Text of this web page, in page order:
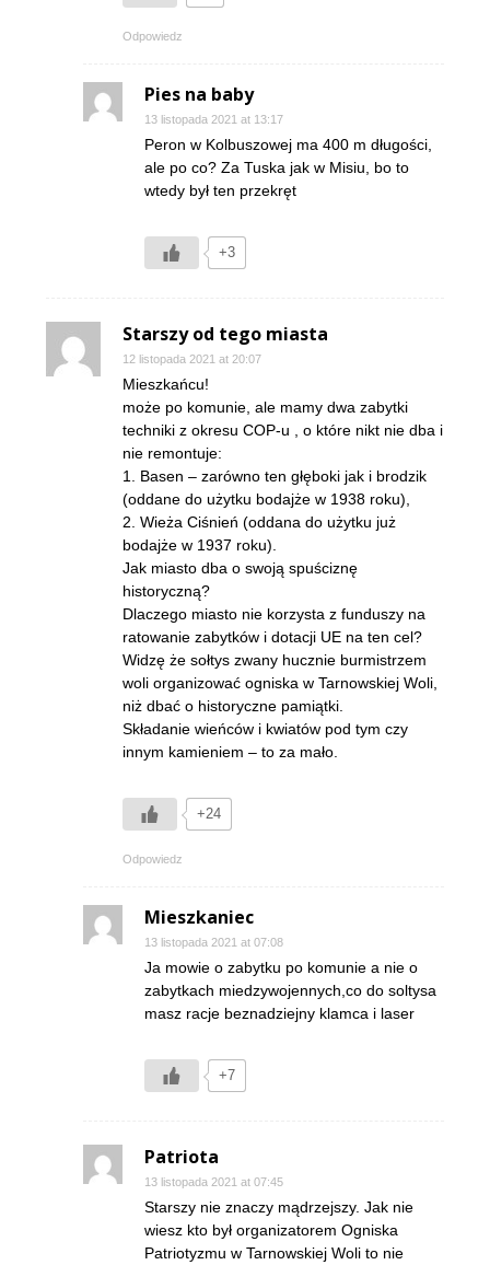
Odpowiedz
Pies na baby
13 listopada 2021 at 13:17
Peron w Kolbuszowej ma 400 m długości,
ale po co? Za Tuska jak w Misiu, bo to
wtedy był ten przekręt
+3
Starszy od tego miasta
12 listopada 2021 at 20:07
Mieszkańcu!
może po komunie, ale mamy dwa zabytki
techniki z okresu COP-u , o które nikt nie dba i
nie remontuje:
1. Basen – zarówno ten głęboki jak i brodzik
(oddane do użytku bodajże w 1938 roku),
2. Wieża Ciśnień (oddana do użytku już
bodajże w 1937 roku).
Jak miasto dba o swoją spuściznę
historyczną?
Dlaczego miasto nie korzysta z funduszy na
ratowanie zabytków i dotacji UE na ten cel?
Widzę że sołtys zwany hucznie burmistrzem
woli organizować ogniska w Tarnowskiej Woli,
niż dbać o historyczne pamiątki.
Składanie wieńców i kwiatów pod tym czy
innym kamieniem – to za mało.
+24
Odpowiedz
Mieszkaniec
13 listopada 2021 at 07:08
Ja mowie o zabytku po komunie a nie o
zabytkach miedzywojennych,co do soltysa
masz racje beznadziejny klamca i laser
+7
Patriota
13 listopada 2021 at 07:45
Starszy nie znaczy mądrzejszy. Jak nie
wiesz kto był organizatorem Ogniska
Patriotyzmu w Tarnowskiej Woli to nie